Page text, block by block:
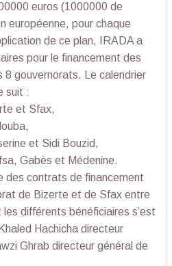
euros (1000000 de
européenne, pour chaque
de ce plan, IRADA a
pour le financement des
8 gouvernorats. Le calendrier
suit :
et Sfax,
et Sidi Bouzid,
Gabès et Médenine.
des contrats de financement
de Bizerte et de Sfax entre
différents bénéficiaires s’est
Hachicha directeur
Ghrab directeur général de